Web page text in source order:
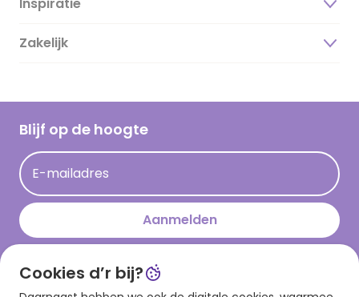
Over ons
Duurzaamheid
Hallmark Kaartclub
Acties
Persberichten
Hallmark en Kinderpostzegels
Magazine
Cadeau inspiratie
Kaartinspiratie
Zakelijk
Blijf op de hoogte
E-mailadres
Aanmelden
Download onze app
Cookies d’r bij?